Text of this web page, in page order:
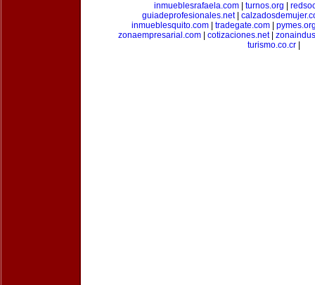
inmueblesrafaela.com
turnos.org
guiadeprofesionales.net|
inmueblesquito.com
tradegate.com
zonaempresarial.com| cotizaciones.net|
turismo.co.cr|